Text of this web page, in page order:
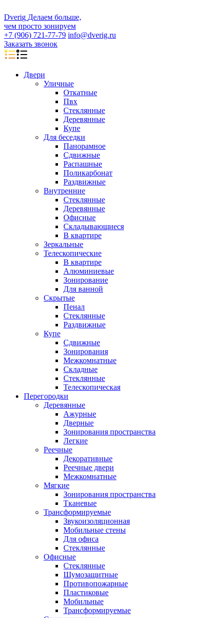
Dverig Делаем больше,
чем просто зонируем
+7 (906) 721-77-79 info@dverig.ru
Заказать звонок
Двери
Уличные
Откатные
Пвх
Стеклянные
Деревянные
Купе
Для беседки
Панорамное
Сдвижные
Распашные
Поликарбонат
Раздвижные
Внутренние
Стеклянные
Деревянные
Офисные
Складывающиеся
В квартире
Зеркальные
Телескопические
В квартире
Алюминиевые
Зонирование
Для ванной
Скрытые
Пенал
Стеклянные
Раздвижные
Купе
Сдвижные
Зонирования
Межкомнатные
Складные
Стеклянные
Телескопическая
Перегородки
Деревянные
Ажурные
Дверные
Зонирования пространства
Легкие
Реечные
Декоративные
Реечные двери
Межкомнатные
Мягкие
Зонирования пространства
Тканевые
Трансформируемые
Звукоизоляционная
Мобильные стены
Для офиса
Стеклянные
Офисные
Стеклянные
Шумозащитные
Противопожарные
Пластиковые
Мобильные
Трансформируемые